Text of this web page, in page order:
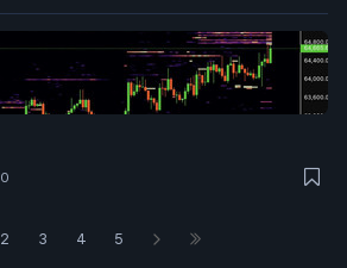
0
2 3 4 5